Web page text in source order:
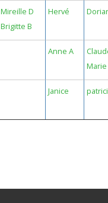
Mireille D
Brigitte B
Hervé
Anne A
Marie
Janice